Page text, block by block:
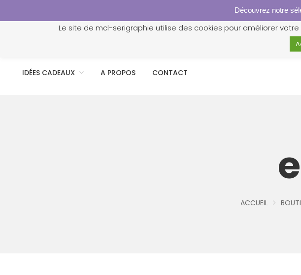
Découvrez notre
IDÉES CADEAUX A PROPOS CONTACT
ACCUEIL
Le site de mcl-serigraphie utilise des cookies pour améliorer